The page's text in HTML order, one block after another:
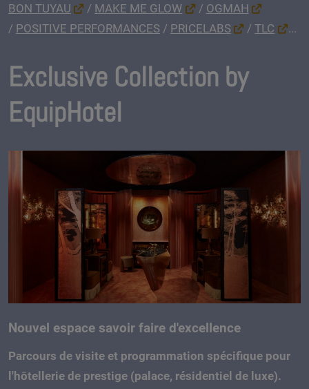
BON TUYAU
/ MAKE ME GLOW / OGMAH
/ POSITIVE PERFORMANCES / PRICELABS /TLC ...
Exclusive Collection by
EquipHotel
Nouvel espace savoir faire d'excellence
Parcours de visite et programmation spécifique pour
l'hôtellerie de prestige (palace, résidentiel de luxe).